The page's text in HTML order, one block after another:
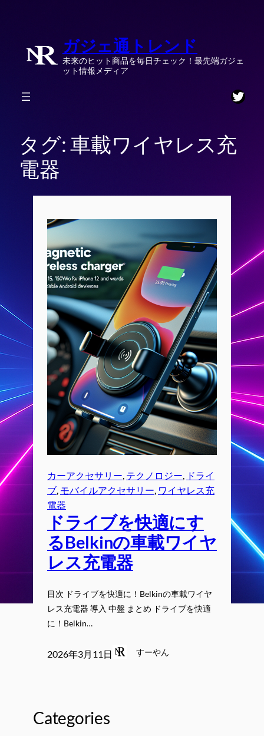
ガジェ通トレンド
未来のヒット商品を毎日チェック！最先端ガジェ
ット情報メディア
タグ:車載ワイヤレス充
電器
カーアクセサリー, テクノロジー, ドライ
ブ, モバイルアクセサリー, ワイヤレス充
電器
ドライブを快適にす
るBelkinの車載ワイヤ
レス充電器
目次 ドライブを快適に！Belkinの車載ワイヤ
レス充電器 導入 中盤 まとめ ドライブを快適
に！Belkin…
2026年3月11日 すーやん
Categories